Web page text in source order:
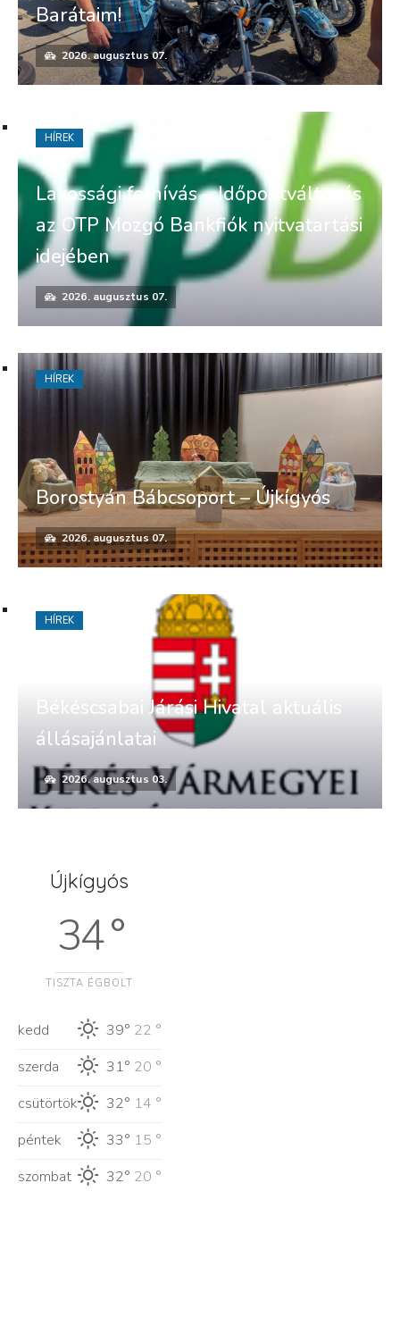
Barátaim!
2026. augusztus 07.
Lakossági felhívás – Időpontváltozás
az OTP Mozgó Bankfiók nyitvatartási
idejében
2026. augusztus 07.
HÍREK
Borostyán Bábcsoport – Újkígyós
2026. augusztus 07.
HÍREK
Békéscsabai Járási Hivatal aktuális
állásajánlatai
2026. augusztus 03.
HÍREK
Újkígyós
34 °
TISZTA ÉGBOLT
kedd 39° 22 °
szerda
31° 20 °
csütörtök
32° 14 °
péntek
33° 15 °
szombat
32° 20 °